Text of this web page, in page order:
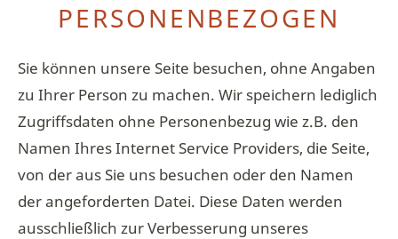
PERSONENBEZOGEN
Sie können unsere Seite besuchen, ohne Angaben
zu Ihrer Person zu machen. Wir speichern lediglich
Zugriffsdaten ohne Personenbezug wie z.B. den
Namen Ihres Internet Service Providers, die Seite,
von der aus Sie uns besuchen oder den Namen
der angeforderten Datei. Diese Daten werden
ausschließlich zur Verbesserung unseres